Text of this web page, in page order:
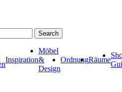
Search
Inspiration
Möbel
&
Design
OrdnungRäume